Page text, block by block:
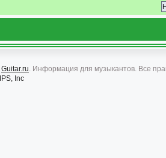
Guitar.ru. Информация для музыкантов. Все
IPS, Inc